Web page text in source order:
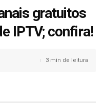
gratuitos
IPTV; confira!
3 min de leitura